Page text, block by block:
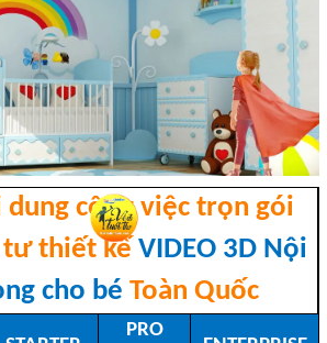
công việc trọn gói
tư thiết kế VIDEO 3D Nội
cho bé Toàn Quốc
PRO